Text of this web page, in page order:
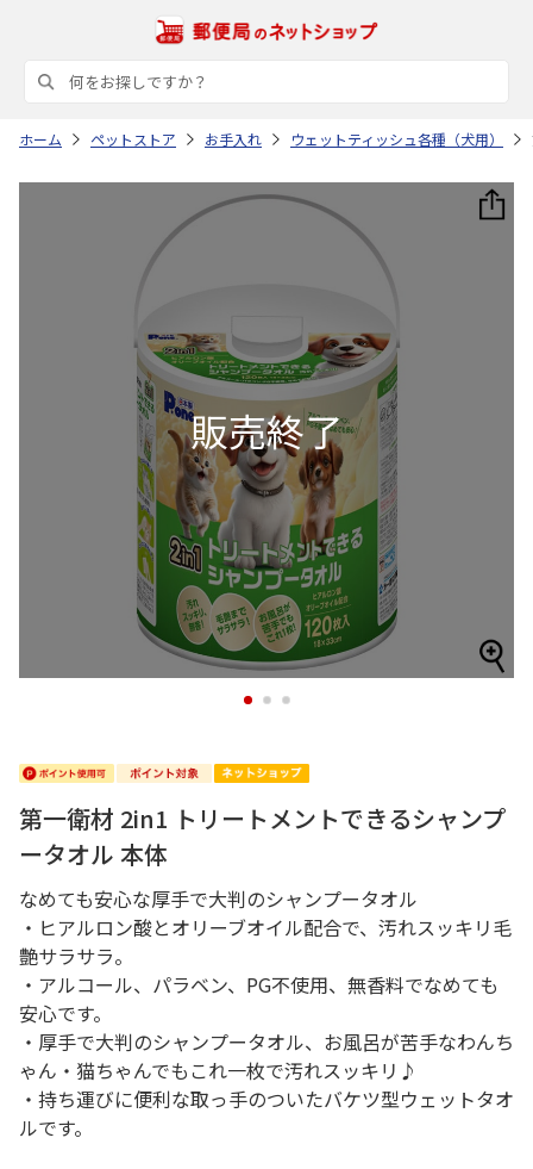
ホーム ペットストア お手入れ ウェットティッシュ各種（犬用）
1 2 3
第一衛材 2in1 トリートメントできるシャンプ
ータオル 本体
なめても安心な厚手で大判のシャンプータオル
・ヒアルロン酸とオリーブオイル配合で、汚れスッキリ毛
艶サラサラ。
・アルコール、パラベン、PG不使用、無香料でなめても
安心です。
・厚手で大判のシャンプータオル、お風呂が苦手なわんち
ゃん・猫ちゃんでもこれ一枚で汚れスッキリ♪
・持ち運びに便利な取っ手のついたバケツ型ウェットタオ
ルです。